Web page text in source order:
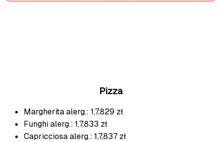
Pizza
Margheritaalerg.: 1,7,829 zł
Funghialerg.: 1,7,833 zł
Capricciosaalerg.: 1,7,837 zł